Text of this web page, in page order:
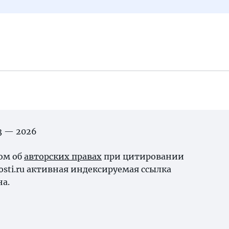
— 2026
об авторских правах при цитировании
активная индексируемая ссылка